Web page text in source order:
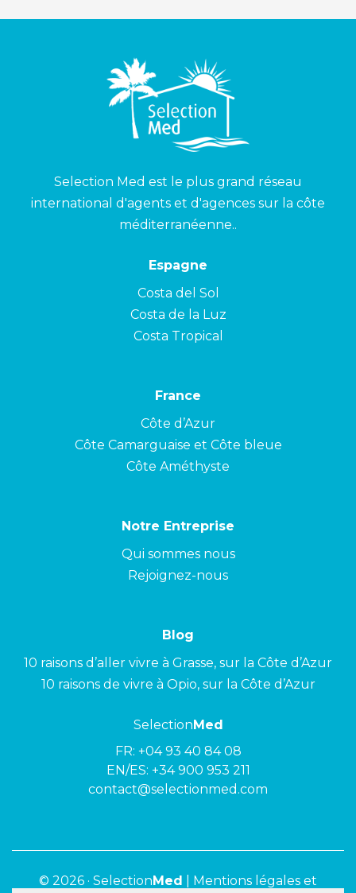
Selection Med est le plus grand réseau
international d'agents et d'agences sur la côte
méditerranéenne..
Espagne
Costa del Sol
Costa de la Luz
Costa Tropical
France
Côte d’Azur
Côte Camarguaise et Côte bleue
Côte Améthyste
Notre Entreprise
Qui sommes nous
Rejoignez-nous
Blog
10 raisons d’aller vivre à Grasse, sur la Côte d’Azur
10 raisons de vivre à Opio, sur la Côte d’Azur
SelectionMed
FR: +04 93 40 84 08
EN/ES: +34 900 953 211
contact@selectionmed.com
© 2026 · SelectionMed Mentions légales et